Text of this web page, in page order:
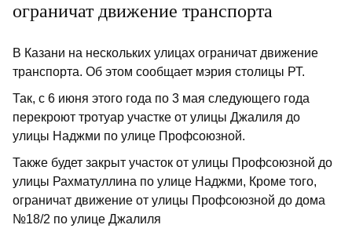
ограничат движение транспорта
В Казани на нескольких улицах ограничат движение
транспорта. Об этом сообщает мэрия столицы РТ.
Так, с 6 июня этого года по 3 мая следующего года
перекроют тротуар участке от улицы Джалиля до
улицы Наджми по улице Профсоюзной.
Также будет закрыт участок от улицы Профсоюзной до
улицы Рахматуллина по улице Наджми, Кроме того,
ограничат движение от улицы Профсоюзной до дома
№18/2 по улице Джалиля